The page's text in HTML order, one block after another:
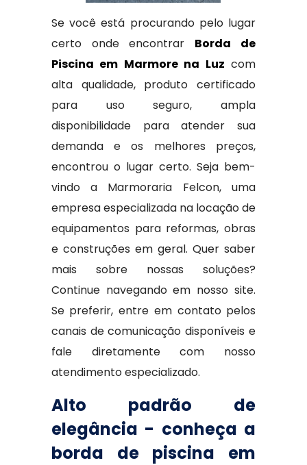
Se você está procurando pelo lugar
certo onde encontrar Borda de
Piscina em Marmore na Luz com
alta qualidade, produto certificado
para uso seguro, ampla
disponibilidade para atender sua
demanda e os melhores preços,
encontrou o lugar certo. Seja bem-
vindo a Marmoraria Felcon, uma
empresa especializada na locação de
equipamentos para reformas, obras
e construções em geral. Quer saber
mais sobre nossas soluções?
Continue navegando em nosso site.
Se preferir, entre em contato pelos
canais de comunicação disponíveis e
fale diretamente com nosso
atendimento especializado.
Alto padrão de
elegância - conheça a
borda de piscina em